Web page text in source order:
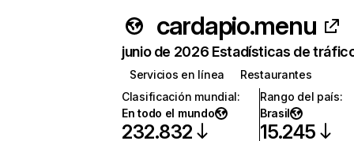
cardapio.menu
junio de 2026 Estadísticas de
Servicios en línea
Restaurantes
Clasificación mundial:
En todo el mundo
232.832
Rango del país:
Brasil
15.245